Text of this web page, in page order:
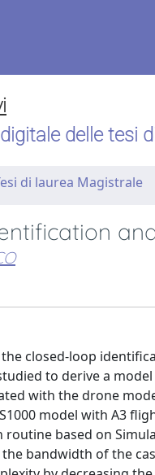
delle tesi
di laurea Magistrale
closed-loop
to derive a
with the drone
model with A3
based on
bandwidth of the